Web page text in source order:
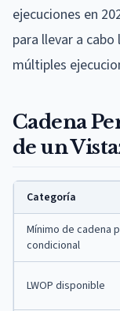
ejecuciones en
para llevar a
múltiples
Cadena
de un
Categoría
Mínimo de cadena
condicional
LWOP disponible